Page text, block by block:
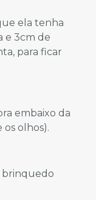
ela tenha
e 3cm de
para ficar
embaixo da
olhos).
brinquedo